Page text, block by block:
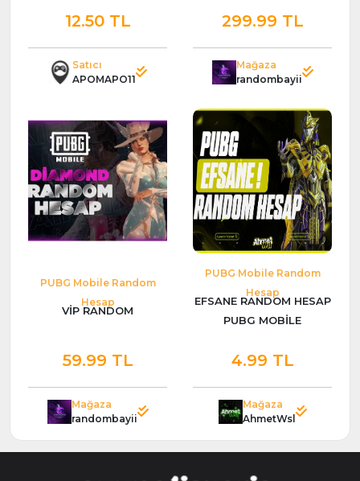
12.50 TL
Satıcı
APOMAPO11
299.99 TL
Mağaza
randombayii
PUBG Mobile Random
Hesap
VİP RANDOM
59.99 TL
Mağaza
randombayii
PUBG Mobile Random
Hesap
EFSANE RANDOM HESAP
PUBG MOBİLE
4.99 TL
Mağaza
AhmetWsl